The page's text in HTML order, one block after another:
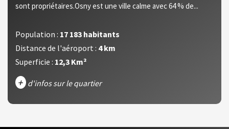
sont propriétaires.Osny est une ville calme avec 64 % de...
Population : 17 183 habitants
Distance de l'aéroport : 4 km
Superficie : 12,3 Km²
+ d'infos sur le quartier